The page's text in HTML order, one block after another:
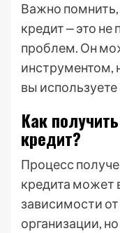
Важно помнить,
кредит ⎼ это не
проблем. Он
инструментом,
вы используете
Как
кредит?
Процесс
кредита может
зависимости
организации,